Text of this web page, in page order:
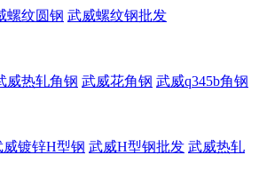
螺纹圆钢 武威螺纹钢批发
威热轧角钢 武威花角钢 武威q345b角钢
威镀锌H型钢 武威H型钢批发 武威热轧